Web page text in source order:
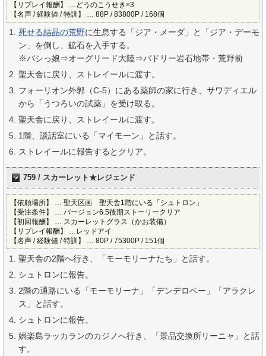
【リプレイ報酬】 …どうのこうせき×3
【名声 / 経験値 / 特訓】 … 88P / 83800P / 168個
死せる結晶の荒野に生息する「ジア・メーダ」と「ジア・デーモ
ン」を倒し、鉱石を入手する。
※バシっ娘⇒オーグリード大陸⇒バドリー岩石地帯・荒野前
聖天舎に戻り、ストレイールに渡す。
フォーリオン外郭（C-5）にある薬師の家に行き、サワディエル
から「うつろいの試薬」を受け取る。
聖天舎に戻り、ストレイールに渡す。
1階、談話室にいる「マイモーン」と話す。
ストレイールに報告するとクリア。
759 / スカーレット★レジェンド
【依頼場所】 … 聖天区画 聖天舎1階にいる「シュトロン」
【受注条件】 … バージョン6.5後期ストーリークリア
【初回報酬】 … スカーレットグラス（かお装備）
【リプレイ報酬】 …レッドアイ
【名声 / 経験値 / 特訓】 … 80P / 75300P / 151個
聖天舎の2階へ行き、「モーモリーナたち」と話す。
シュトロンに報告。
2階の通路にいる「モーモリーナ」「デンデロベー」「アラクレ
ス」と話す。
シュトロンに報告。
娯楽島ラッカランのカジノへ行き、「景品交換所リーニャ」と話
す。